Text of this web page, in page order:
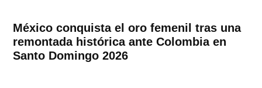
México conquista el oro femenil tras una
remontada histórica ante Colombia en
Santo Domingo 2026